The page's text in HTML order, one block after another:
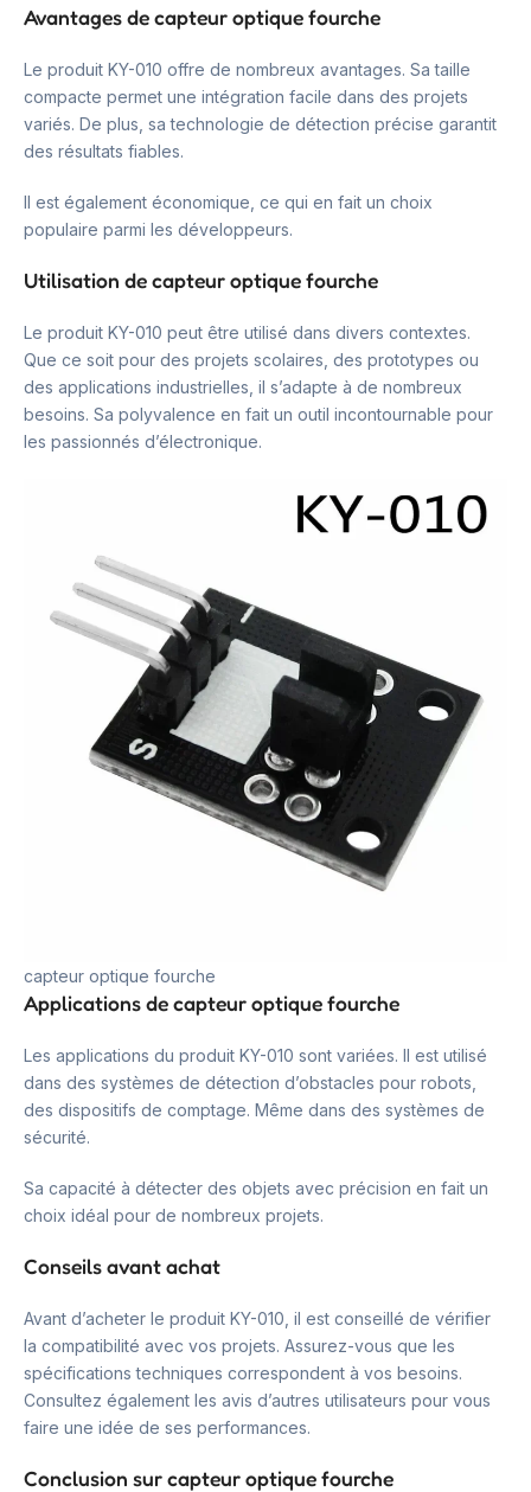
Avantages de capteur optique fourche
Le produit KY-010 offre de nombreux avantages. Sa taille
compacte permet une intégration facile dans des projets
variés. De plus, sa technologie de détection précise garantit
des résultats fiables.
Il est également économique, ce qui en fait un choix
populaire parmi les développeurs.
Utilisation de capteur optique fourche
Le produit KY-010 peut être utilisé dans divers contextes.
Que ce soit pour des projets scolaires, des prototypes ou
des applications industrielles, il s’adapte à de nombreux
besoins. Sa polyvalence en fait un outil incontournable pour
les passionnés d’électronique.
capteur optique fourche
Applications de capteur optique fourche
Les applications du produit KY-010 sont variées. Il est utilisé
dans des systèmes de détection d’obstacles pour robots,
des dispositifs de comptage. Même dans des systèmes de
sécurité.
Sa capacité à détecter des objets avec précision en fait un
choix idéal pour de nombreux projets.
Conseils avant achat
Avant d’acheter le produit KY-010, il est conseillé de vérifier
la compatibilité avec vos projets. Assurez-vous que les
spécifications techniques correspondent à vos besoins.
Consultez également les avis d’autres utilisateurs pour vous
faire une idée de ses performances.
Conclusion sur capteur optique fourche